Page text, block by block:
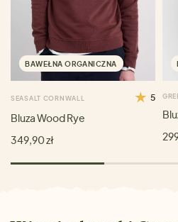
BAWEŁNA ORGANICZNA
SEASALT CORNWALL 5
Bluza Wood Rye
349,90 zł